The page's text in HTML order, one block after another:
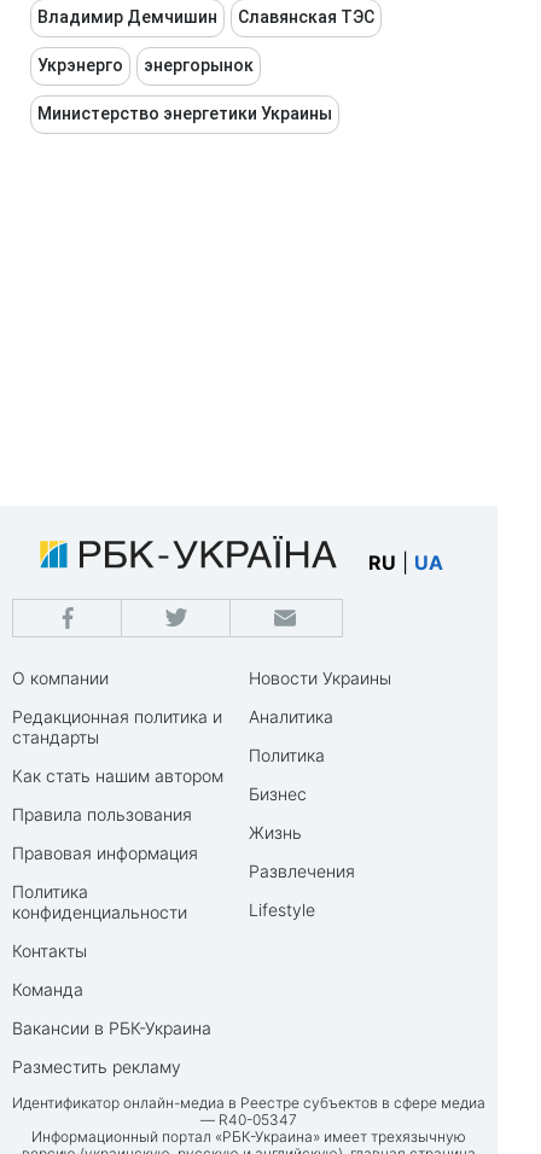
Владимир Демчишин Славянская ТЭС
Укрэнерго энергорынок
Министерство энергетики Украины
RU UA
О компании
Редакционная политика и
стандарты
Как стать нашим автором
Правила пользования
Правовая информация
Политика
конфиденциальности
Контакты
Команда
Вакансии в РБК-Украина
Разместить рекламу
Новости Украины
Аналитика
Политика
Бизнес
Жизнь
Развлечения
Lifestyle
Идентификатор онлайн-медиа в Реестре субъектов в сфере медиа
— R40-05347
Информационный портал «РБК-Украина» имеет трехязычную